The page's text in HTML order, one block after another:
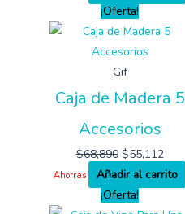
¡Oferta!
Gif
Caja de Madera 5
Accesorios
$68,890 $55,112
Ahorras
Añadir al carrito
¡Oferta!